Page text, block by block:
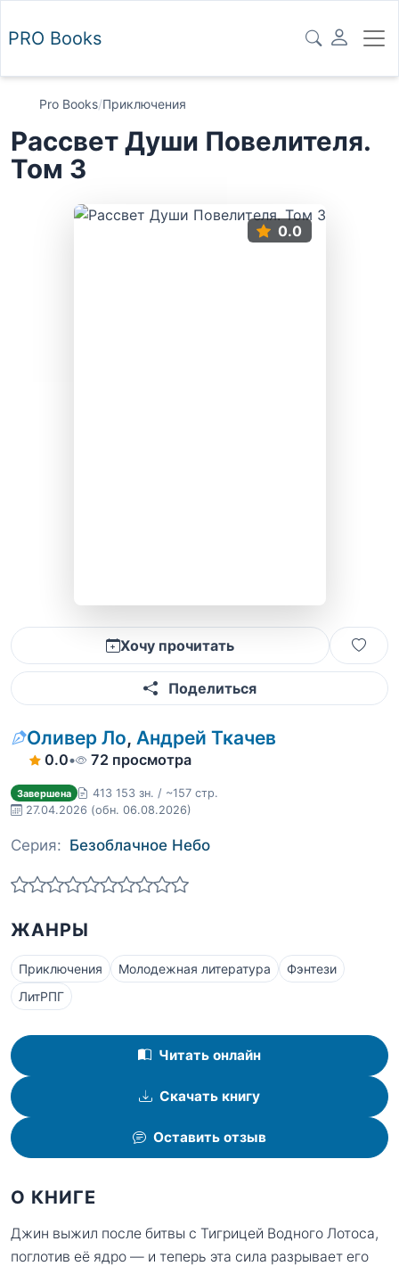
PRO Books
Pro Books/Приключения
Рассвет Души Повелителя.
Том 3
0.0
Хочу прочитать
Поделиться
Оливер Ло, Андрей Ткачев
0.0• 72 просмотра
Завершена
413 153 зн. / ~157 стр.
27.04.2026 (обн. 06.08.2026)
Серия: Безоблачное Небо
ЖАНРЫ
Приключения Молодежная литература
Фэнтези
ЛитРПГ
Читать онлайн
Скачать книгу
Оставить отзыв
О КНИГЕ
Джин выжил после битвы с Тигрицей Водного Лотоса,
поглотив её ядро — и теперь эта сила разрывает его